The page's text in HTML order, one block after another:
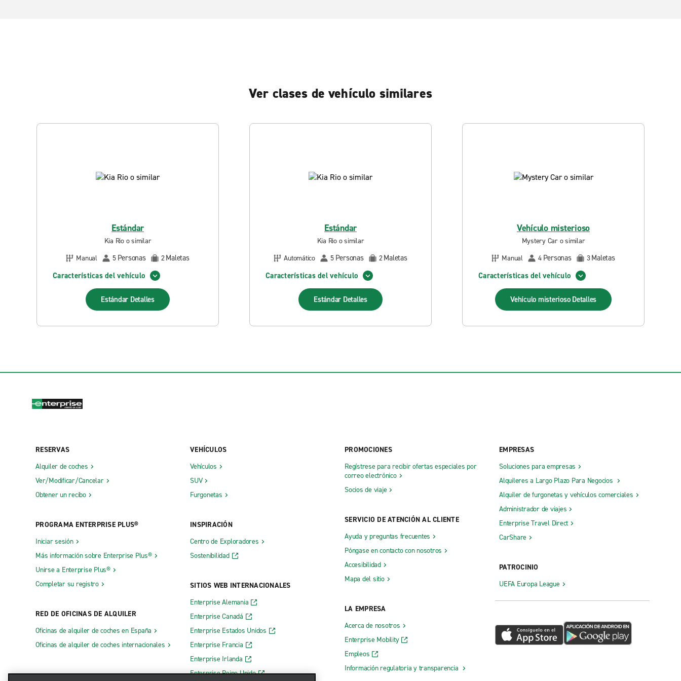
Ver clases de vehículo similares
Estándar
Kia Rio o similar
Manual
5 Personas 2Maletas
Características del vehículo
Estándar Detalles
Estándar
Kia Rio o similar
Automático
5 Personas 2Maletas
Características del vehículo
Estándar Detalles
Vehículo misterioso
Mystery Car o similar
Manual
4 Personas 3Maletas
Características del vehículo
Vehículo misterioso Detalles
RESERVAS
Alquiler de coches
Ver/Modificar/Cancelar
Obtener un recibo
PROGRAMA ENTERPRISE PLUS®
Iniciar sesión
Más información sobre Enterprise Plus®
Unirse a Enterprise Plus®
Completar su registro
RED DE OFICINAS DE ALQUILER
Oficinas de alquiler de coches en España
Oficinas de alquiler de coches internacionales
VEHÍCULOS
Vehículos
SUV
Furgonetas
INSPIRACIÓN
Centro de Exploradores
Sostenibilidad
SITIOS WEB INTERNACIONALES
Enterprise Alemania
Enterprise Canadá
Enterprise Estados Unidos
Enterprise Francia
Enterprise Irlanda
Enterprise Reino Unido
PROMOCIONES
Regístrese para recibir ofertas especiales por
correo electrónico
Socios de viaje
SERVICIO DE ATENCIÓN AL CLIENTE
Ayuda y preguntas frecuentes
Póngase en contacto con nosotros
Accesibilidad
Mapa del sitio
LA EMPRESA
Acerca de nosotros
Enterprise Mobility
Empleos
Información regulatoria y transparencia
EMPRESAS
Soluciones para empresas
Alquileres a Largo Plazo Para Negocios
Alquiler de furgonetas y vehículos comerciales
Administrador de viajes
Enterprise Travel Direct
CarShare
PATROCINIO
UEFA Europa League